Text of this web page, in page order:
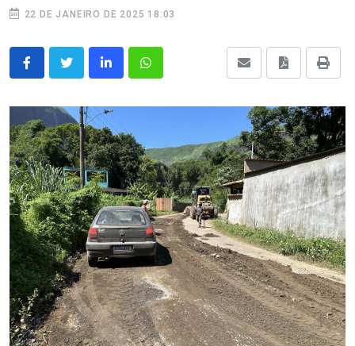
22 DE JANEIRO DE 2025 18:03